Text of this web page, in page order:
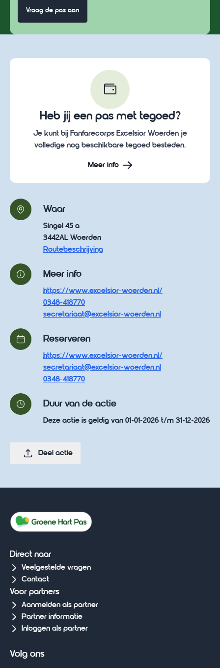
Vraag de pas aan
Heb jij een pas met tegoed?
Je kunt bij Fanfarecorps Excelsior Woerden je
volledige nog beschikbare tegoed besteden.
Meer info
Waar
Singel 45 a
3442AL Woerden
Routebeschrijving
Meer info
https://www.excelsior-woerden.nl/
0348-418770
secretariaat@excelsior-woerden.nl
Reserveren
https://www.excelsior-woerden.nl/
secretariaat@excelsior-woerden.nl
0348-418770
Duur van de actie
Deze actie is geldig van 01-01-2026 t/m 31-12-2026
Deel actie
Direct naar
Veelgestelde vragen
Contact
Voor partners
Aanmelden als partner
Partner informatie
Inloggen als partner
Volg ons